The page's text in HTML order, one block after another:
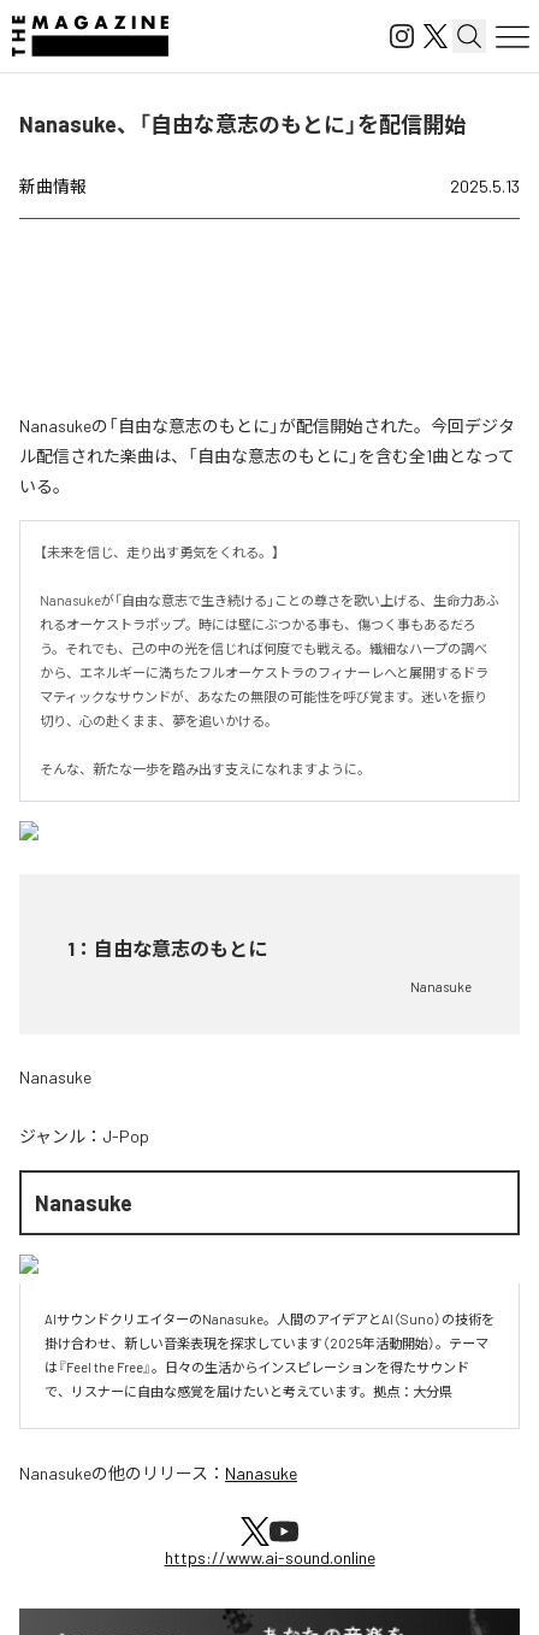
Nanasuke、「自由な意志のもとに」を配信開始
新曲情報 2025.5.13
Nanasukeの「自由な意志のもとに」が配信開始された。今回デジタ
ル配信された楽曲は、「自由な意志のもとに」を含む全1曲となって
いる。
【未来を信じ、走り出す勇気をくれる。】
Nanasukeが「自由な意志で生き続ける」ことの尊さを歌い上げる、生命力あふ
れるオーケストラポップ。時には壁にぶつかる事も、傷つく事もあるだろ
う。それでも、己の中の光を信じれば何度でも戦える。繊細なハープの調べ
から、エネルギーに満ちたフルオーケストラのフィナーレへと展開するドラ
マティックなサウンドが、あなたの無限の可能性を呼び覚ます。迷いを振り
切り、心の赴くまま、夢を追いかける。
そんな、新たな一歩を踏み出す支えになれますように。
1 ： 自由な意志のもとに
Nanasuke
Nanasuke
ジャンル： J-Pop
Nanasuke
AIサウンドクリエイターのNanasuke。人間のアイデアとAI（Suno）の技術を
掛け合わせ、新しい音楽表現を探求しています（2025年活動開始）。テーマ
は『Feel the Free』。日々の生活からインスピレーションを得たサウンド
で、リスナーに自由な感覚を届けたいと考えています。拠点：大分県
Nanasukeの他のリリース： Nanasuke
https://www.ai-sound.online